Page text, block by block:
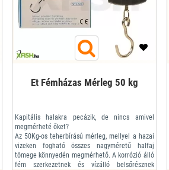
Et Fémházas Mérleg 50 kg
Kapitális halakra pecázik, de nincs amivel
megmérheté őket?
Az 50Kg-os teherbírású mérleg, mellyel a hazai
vizeken fogható összes nagyméretű halfaj
tömege könnyedén megmérhető. A korrózió álló
fém szerkezetnek és vízálló belsőrésznek